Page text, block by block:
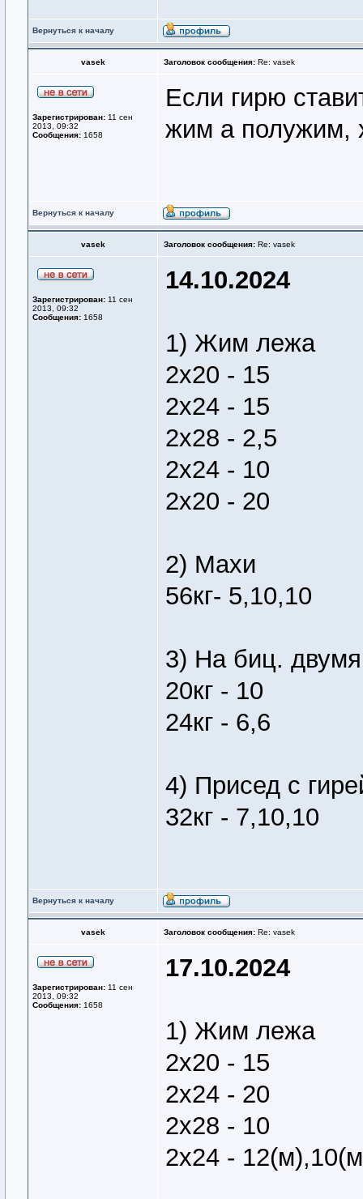
Вернуться к началу
vasek Заголовок сообщения: Re: vasek
Зарегистрирован: 11 сен
2013, 09:32
Сообщения: 1658
Если гирю
жим а полужим,
Вернуться к началу
vasek Заголовок сообщения: Re: vasek
Зарегистрирован: 11 сен
2013, 09:32
Сообщения: 1658
14.10.2024
1) Жим лежа
2х20 - 15
2х24 - 15
2х28 - 2,5
2х24 - 10
2х20 - 20
2) Махи
56кг- 5,10,10
3) На биц. двумя
20кг - 10
24кг - 6,6
4) Присед с
32кг - 7,10,10
Вернуться к началу
vasek Заголовок сообщения: Re: vasek
Зарегистрирован: 11 сен
2013, 09:32
Сообщения: 1658
17.10.2024
1) Жим лежа
2х20 - 15
2х24 - 20
2х28 - 10
2х24 -